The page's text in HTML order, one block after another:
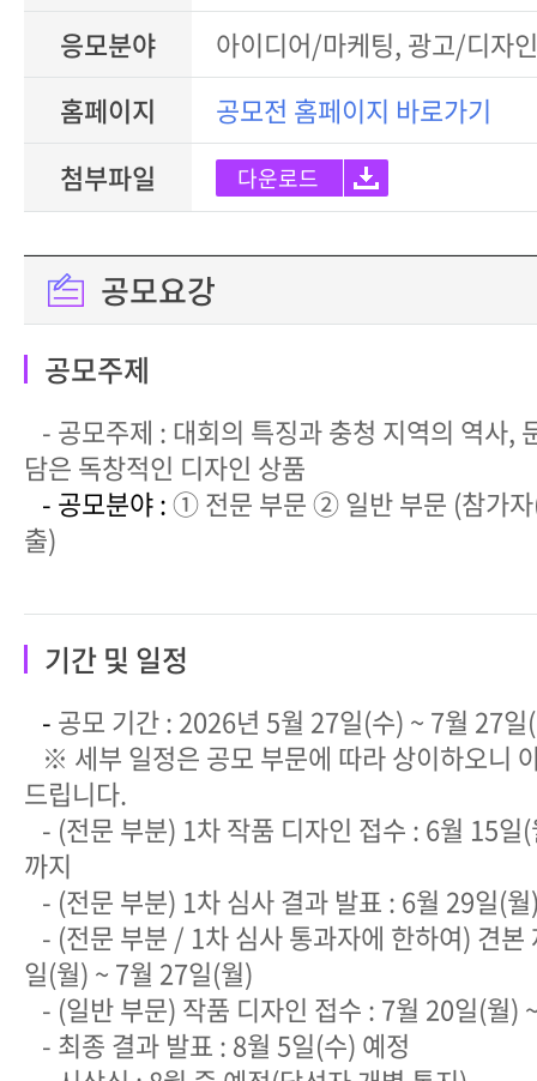
응모분야
아이디어/마케팅, 광고/디자
홈페이지
공모전 홈페이지 바로가기
첨부파일
다운로드
공모요강
공모주제
- 공모주제 : 대회의 특징과 충청 지역의 역사,
담은 독창적인 디자인 상품
- 공모분야 :① 전문 부문 ② 일반 부문 (참가자
출)
기간 및 일정
- 공모 기간 : 2026년 5월 27일(수) ~ 7월 27일
※ 세부 일정은 공모 부문에 따라 상이하오니
드립니다.
- (전문 부분) 1차 작품 디자인 접수 : 6월 15일
까지
- (전문 부분) 1차 심사 결과 발표 : 6월 29일(
- (전문 부분 / 1차 심사 통과자에 한하여) 견본
일(월) ~ 7월 27일(월)
- (일반 부문) 작품 디자인 접수 : 7월 20일(월)
- 최종 결과 발표 : 8월 5일(수) 예정